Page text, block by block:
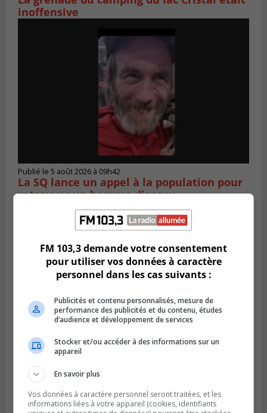
inoffensive
Publié le 5 août 2026 à 09h42
La SQ lance un appel à la population pour
retrouver un homme disparu
BOUCHERVILLE
La SQ recense 18 décès pendant les
vacances de la construction
FM 103,3 demande votre consentement
pour utiliser vos données à caractère
personnel dans les cas suivants :
Publicités et contenu personnalisés, mesure de
performance des publicités et du contenu, études
d’audience et développement de services
Stocker et/ou accéder à des informations sur un
appareil
En savoir plus
Vos données à caractère personnel seront traitées, et les
informations liées à votre appareil (cookies, identifiants